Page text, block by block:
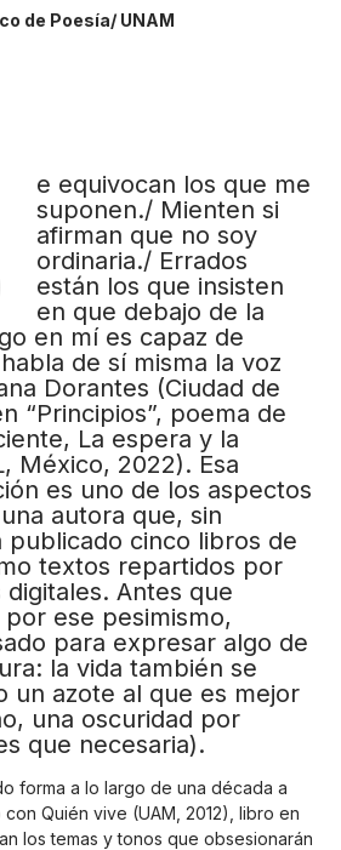
de Poesía/ UNAM
e equivocan los que me
suponen./ Mienten si
afirman que no soy
ordinaria./ Errados
están los que insisten
en que debajo de la
en mí es capaz de
de sí misma la voz
Dorantes (Ciudad de
“Principios”, poema de
La espera y la
México, 2022). Esa
es uno de los aspectos
autora que, sin
publicado cinco libros de
textos repartidos por
Antes que
ese pesimismo,
para expresar algo de
la vida también se
un azote al que es mejor
una oscuridad por
que necesaria).
forma a lo largo de una década a
Quién vive (UAM, 2012), libro en
los temas y tonos que obsesionarán